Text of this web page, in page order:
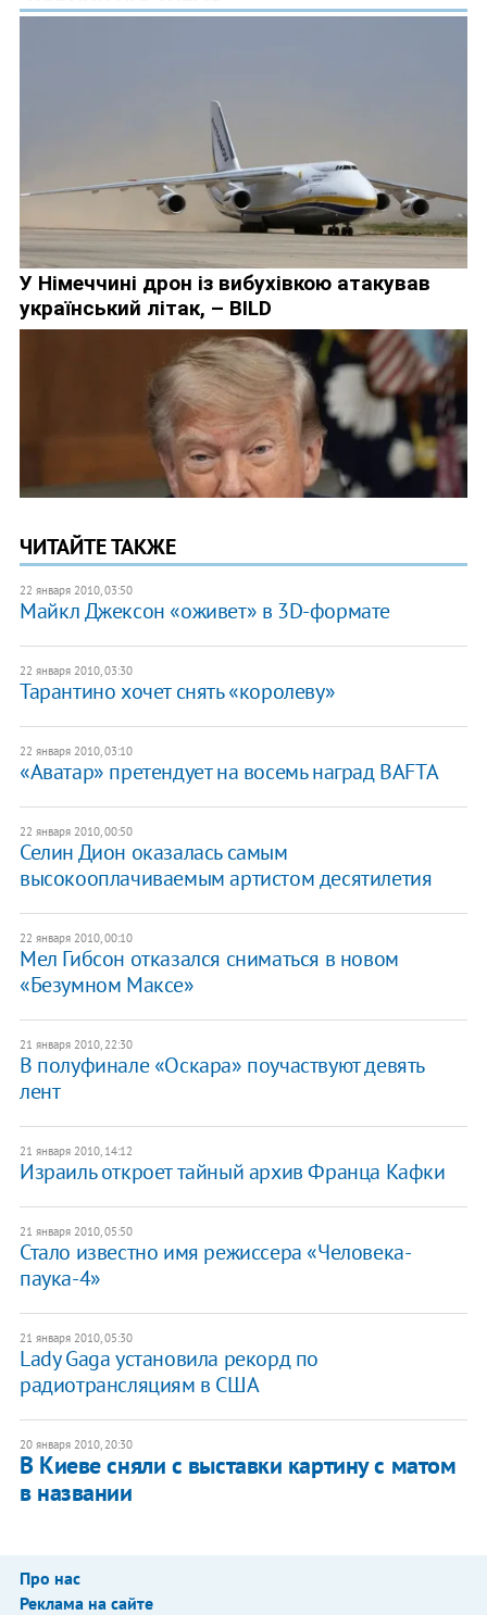
ЧИТАЙТЕ ТАКЖЕ
22 января 2010, 03:50
Майкл Джексон «оживет» в 3D-формате
22 января 2010, 03:30
Тарантино хочет снять «королеву»
22 января 2010, 03:10
«Аватар» претендует на восемь наград BAFTA
22 января 2010, 00:50
Селин Дион оказалась самым
высокооплачиваемым артистом десятилетия
22 января 2010, 00:10
Мел Гибсон отказался сниматься в новом
«Безумном Максе»
21 января 2010, 22:30
В полуфинале «Оскара» поучаствуют девять
лент
21 января 2010, 14:12
Израиль откроет тайный архив Франца Кафки
21 января 2010, 05:50
Стало известно имя режиссера «Человека-
паука-4»
21 января 2010, 05:30
Lady Gaga установила рекорд по
радиотрансляциям в США
20 января 2010, 20:30
В Киеве сняли с выставки картину с матом
в названии
Про нас
Реклама на сайте